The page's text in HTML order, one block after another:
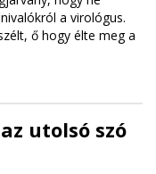
a virológus.
ő hogy élte meg a
utolsó szó